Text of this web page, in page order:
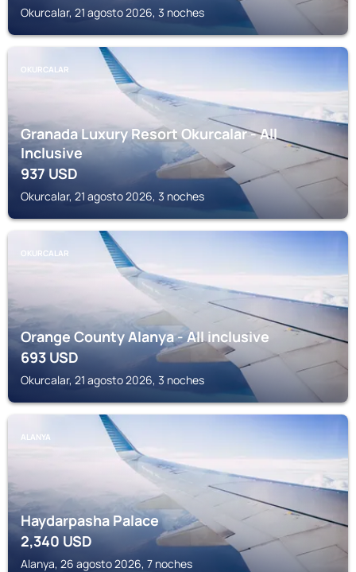
Okurcalar, 21 agosto 2026, 3 noches
OKURCALAR
Granada Luxury Resort Okurcalar - All
Inclusive
937USD
Okurcalar, 21 agosto 2026, 3 noches
OKURCALAR
Orange County Alanya - All inclusive
693USD
Okurcalar, 21 agosto 2026, 3 noches
ALANYA
Haydarpasha Palace
2,340 USD
Alanya, 26 agosto 2026, 7 noches